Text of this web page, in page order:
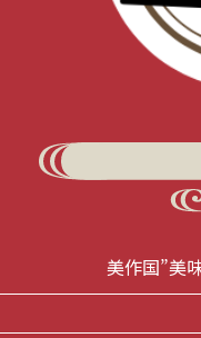
美作国”美